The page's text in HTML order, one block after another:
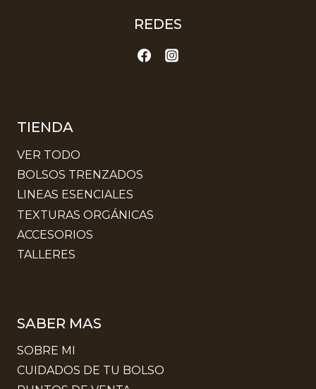
REDES
TIENDA
VER TODO
BOLSOS TRENZADOS
LINEAS ESENCIALES
TEXTURAS ORGÁNICAS
ACCESORIOS
TALLERES
SABER MAS
SOBRE MI
CUIDADOS DE TU BOLSO